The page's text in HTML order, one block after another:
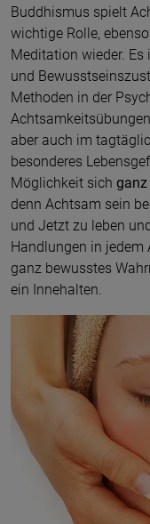
Buddhismus spielt
wichtige Rolle,
Meditation wieder. Es
und
Methoden in der
aber auch im
besonderes
Möglichkeit sich ganz
denn Achtsam sein
und Jetzt zu leben
Handlungen in jedem
ganz bewusstes
ein Innehalten.